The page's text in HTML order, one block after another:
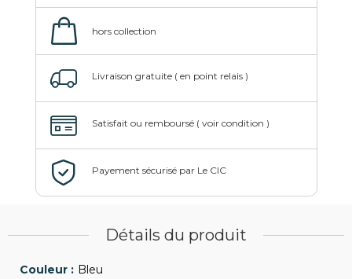
Détails du produit
Bleu